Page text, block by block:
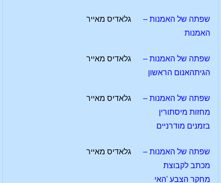
שפתה של האמנות –
האמנות
גלאדיס מאייר
שפתה של האמנות –
הגיתהאנום הראשון
גלאדיס מאייר
שפתה של האמנות –
מחזות מיסתורין
בזמנים מודרניים
גלאדיס מאייר
שפתה של האמנות –
מכתב לקבוצת
מחקר הצבע 'האי
גלאדיס מאייר